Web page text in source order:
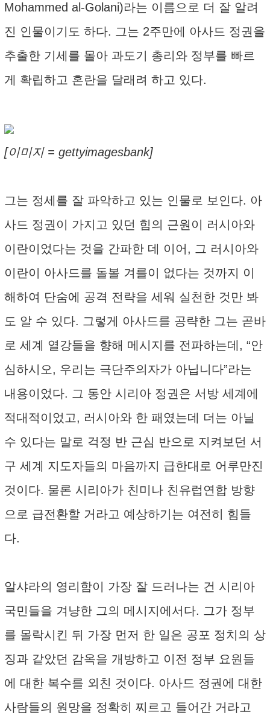
Mohammed al-Golani)라는 이름으로 더 잘 알려
진 인물이기도 하다. 그는 2주만에 아사드 정권을
추출한 기세를 몰아 과도기 총리와 정부를 빠르
게 확립하고 혼란을 달래려 하고 있다.
[이미지 = gettyimagesbank]
그는 정세를 잘 파악하고 있는 인물로 보인다. 아
사드 정권이 가지고 있던 힘의 근원이 러시아와
이란이었다는 것을 간파한 데 이어, 그 러시아와
이란이 아사드를 돌볼 겨를이 없다는 것까지 이
해하여 단숨에 공격 전략을 세워 실천한 것만 봐
도 알 수 있다. 그렇게 아사드를 공략한 그는 곧바
로 세계 열강들을 향해 메시지를 전파하는데, “안
심하시오, 우리는 극단주의자가 아닙니다”라는
내용이었다. 그 동안 시리아 정권은 서방 세계에
적대적이었고, 러시아와 한 패였는데 더는 아닐
수 있다는 말로 걱정 반 근심 반으로 지켜보던 서
구 세계 지도자들의 마음까지 급한대로 어루만진
것이다. 물론 시리아가 친미나 친유럽연합 방향
으로 급전환할 거라고 예상하기는 여전히 힘들
다.
알샤라의 영리함이 가장 잘 드러나는 건 시리아
국민들을 겨냥한 그의 메시지에서다. 그가 정부
를 몰락시킨 뒤 가장 먼저 한 일은 공포 정치의 상
징과 같았던 감옥을 개방하고 이전 정부 요원들
에 대한 복수를 외친 것이다. 아사드 정권에 대한
사람들의 원망을 정확히 찌르고 들어간 거라고